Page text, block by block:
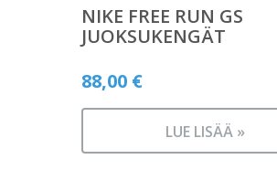
NIKE FREE RUN GS
JUOKSUKENGÄT
88,00 €
LUE LISÄÄ »